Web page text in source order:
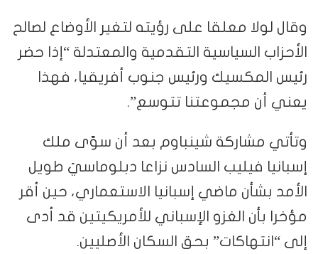
وقال لولا معلقا على رؤيته لتغير الأوضاع لصالح
الأحزاب السياسية التقدمية والمعتدلة “إذا حضر
رئيس المكسيك ورئيس جنوب أفريقيا، فهذا
يعني أن مجموعتنا تتوسع”.
وتأتي مشاركة شينباوم بعد أن سوّى ملك
إسبانيا فيليب السادس نزاعا دبلوماسيً طويل
الأمد بشأن ماضي إسبانيا الاستعماري، حين أقر
مؤخرا بأن الغزو الإسباني للأمريكيتين قد أدى
إلى “انتهاكات” بحق السكان الأصليين.